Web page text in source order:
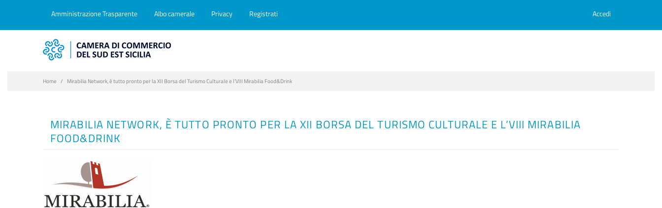
Amministrazione Trasparente Albo camerale Privacy Registrati Accedi
Home Mirabilia Network, è tutto pronto per la XII Borsa del Turismo Culturale e l’VIII Mirabilia Food&Drink
MIRABILIA NETWORK, È TUTTO PRONTO PER LA XII BORSA DEL TURISMO CULTURALE E L’VIII MIRABILIA
FOOD&DRINK